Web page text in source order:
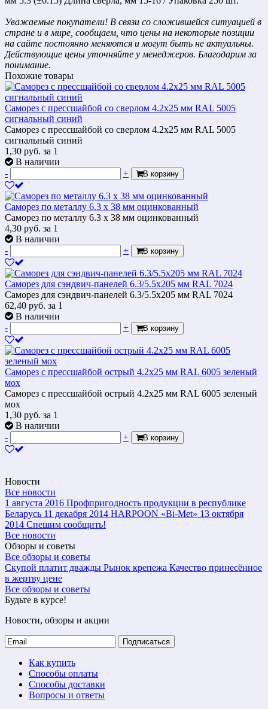
Уважаемые покупатели! В связи со сложившейся ситуацией в
стране и в мире, сообщаем, что цены на некоторые позиции
на сайте постоянно меняются и могут быть не актуальны.
Действующие цены уточняйте у менеджеров. Благодарим за
понимание.
Похожие товары
Саморез с прессшайбой со сверлом 4.2x25 мм RAL 5005
сигнальный синий
Саморез с прессшайбой со сверлом 4.2x25 мм RAL 5005
сигнальный синий
1,30 руб. за 1
В наличии
-
+ В корзину
Саморез по металлу 6.3 х 38 мм оцинкованный
Саморез по металлу 6.3 х 38 мм оцинкованный
4,30 руб. за 1
В наличии
-
+ В корзину
Саморез для сэндвич-панелей 6.3/5.5х205 мм RAL 7024
Саморез для сэндвич-панелей 6.3/5.5х205 мм RAL 7024
62,40 руб. за 1
В наличии
-
+ В корзину
Саморез с прессшайбой острый 4.2x25 мм RAL 6005 зеленый
мох
Саморез с прессшайбой острый 4.2x25 мм RAL 6005 зеленый
мох
1,30 руб. за 1
В наличии
-
+ В корзину
Новости
Все новости
1 августа 2016 Профпригодность продукции в республике
Беларусь 11 декабря 2014 HARPOON «Bi-Met» 13 октября
2014 Спешим сообщить!
Все новости
Обзоры и советы
Все обзоры и советы
Скупой платит дважды Рынок крепежа Качество принесённое
в жертву цене
Все обзоры и советы
Будьте в курсе!
Новости, обзоры и акции
Подписаться
Как купить
Способы оплаты
Способы доставки
Вопросы и ответы